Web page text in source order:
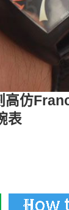
高仿
表